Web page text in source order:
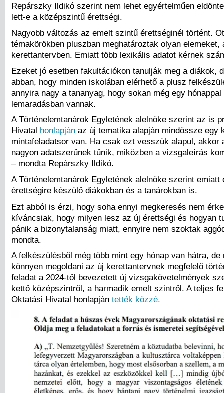
Repárszky Ildikó szerint nem lehet egyértelműen
lett-e a középszintű érettségi.
Nagyobb változás az emelt szintű érettséginél történt.
témakörökben pluszban meghatároztak olyan elemeket,
kerettantervben. Emiatt több lexikális adatot kérnek
Ezeket jó esetben fakultációkon tanulják meg a diákok,
abban, hogy minden iskolában elérhető a plusz
annyira nagy a tananyag, hogy sokan még egy
lemaradásban vannak.
A Történelemtanárok Egyletének alelnöke szerint az is
Hivatal honlapján az új tematika alapján mindössze egy
mintafeladatsor van. Ha csak ezt vesszük alapul,
nagyon adatszerűnek tűnik, miközben a vizsgaleírás
– mondta Repárszky Ildikó.
A Történelemtanárok Egyletének alelnöke szerint
érettségire készülő diákokban és a tanárokban is.
Ezt abból is érzi, hogy soha ennyi megkeresés nem
kíváncsiak, hogy milyen lesz az új érettségi és hogyan
pánik a bizonytalanság miatt, ennyire nem szoktak
mondta.
A felkészülésből még több mint egy hónap van hátra,
könnyen megoldani az új kerettantervnek megfelelő
feladat a 2024-től bevezetett új vizsgakövetelmények
kettő középszintről, a harmadik emelt szintről. A teljes
Oktatási Hivatal honlapján tették közzé.